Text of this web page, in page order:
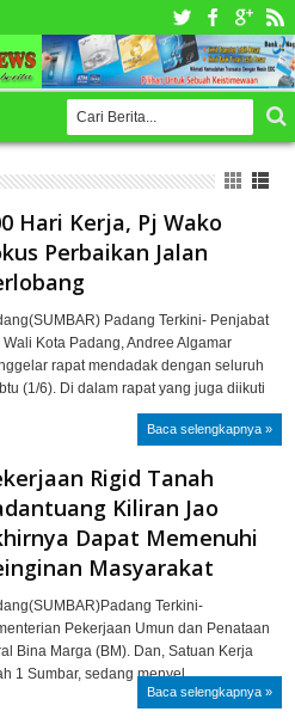
Hari Kerja, Pj Wako
Perbaikan Jalan
Padang Terkini- Penjabat
Wali Kota Padang, Andree Algamar
rapat mendadak dengan seluruh
(1/6). Di dalam rapat yang juga diikuti
Baca selengkapnya »
Rigid Tanah
Kiliran Jao
Dapat Memenuhi
Masyarakat
Terkini-
Pekerjaan Umun dan Penataan
Bina Marga (BM). Dan, Satuan Kerja
1 Sumbar, sedang menyel…
Baca selengkapnya »